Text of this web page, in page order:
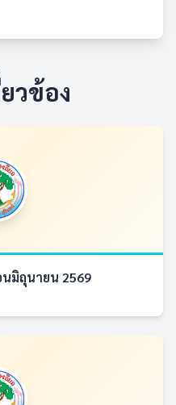
วข้อง
นมิถุนายน 2569